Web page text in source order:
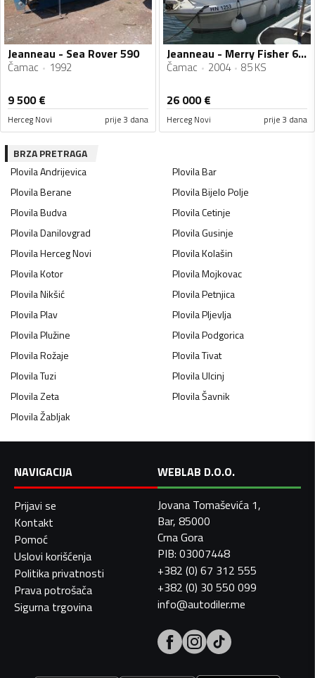
Jeanneau - Sea Rover 590
Čamac 1992
9 500€
Herceg Novi prije 3 dana
Jeanneau - Merry Fisher 635
Čamac 2004 85 KS
26 000€
Herceg Novi prije 3 dana
BRZA PRETRAGA
PlovilaAndrijevica PlovilaBar
PlovilaBerane PlovilaBijelo Polje
PlovilaBudva PlovilaCetinje
PlovilaDanilovgrad PlovilaGusinje
PlovilaHerceg Novi PlovilaKolašin
PlovilaKotor PlovilaMojkovac
PlovilaNikšić PlovilaPetnjica
PlovilaPlav PlovilaPljevlja
PlovilaPlužine PlovilaPodgorica
PlovilaRožaje PlovilaTivat
PlovilaTuzi PlovilaUlcinj
PlovilaZeta PlovilaŠavnik
PlovilaŽabljak
NAVIGACIJA
Prijavi se
Kontakt
Pomoć
Uslovi korišćenja
Politika privatnosti
Prava potrošača
Sigurna trgovina
WEBLAB D.O.O.
Jovana Tomaševića 1,
Bar, 85000
Crna Gora
PIB: 03007448
+382 (0) 67 312 555
+382 (0) 30 550 099
info@autodiler.me